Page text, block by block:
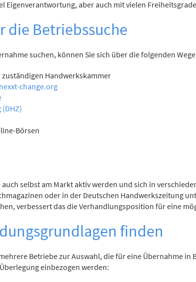
Eigenverantwortung, aber auch mit vielen
die Betriebssuche
suchen, können Sie sich über die folgenden
zuständigen Handwerkskammer
nexxt-change.org
Börsen
selbst am Markt aktiv werden und sich in
oder in der Deutschen Handwerkszeitung
verbessert das die Verhandlungsposition für eine
finden
Betriebe zur Auswahl, die für eine Übernahme
einbezogen werden: